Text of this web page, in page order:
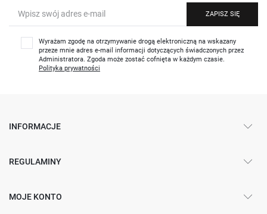
ZAPISZ SIĘ
Wyrażam zgodę na otrzymywanie drogą elektroniczną na wskazany
przeze mnie adres e-mail informacji dotyczących świadczonych przez
Administratora. Zgoda może zostać cofnięta w każdym czasie.
Polityka prywatności
INFORMACJE
REGULAMINY
MOJE KONTO